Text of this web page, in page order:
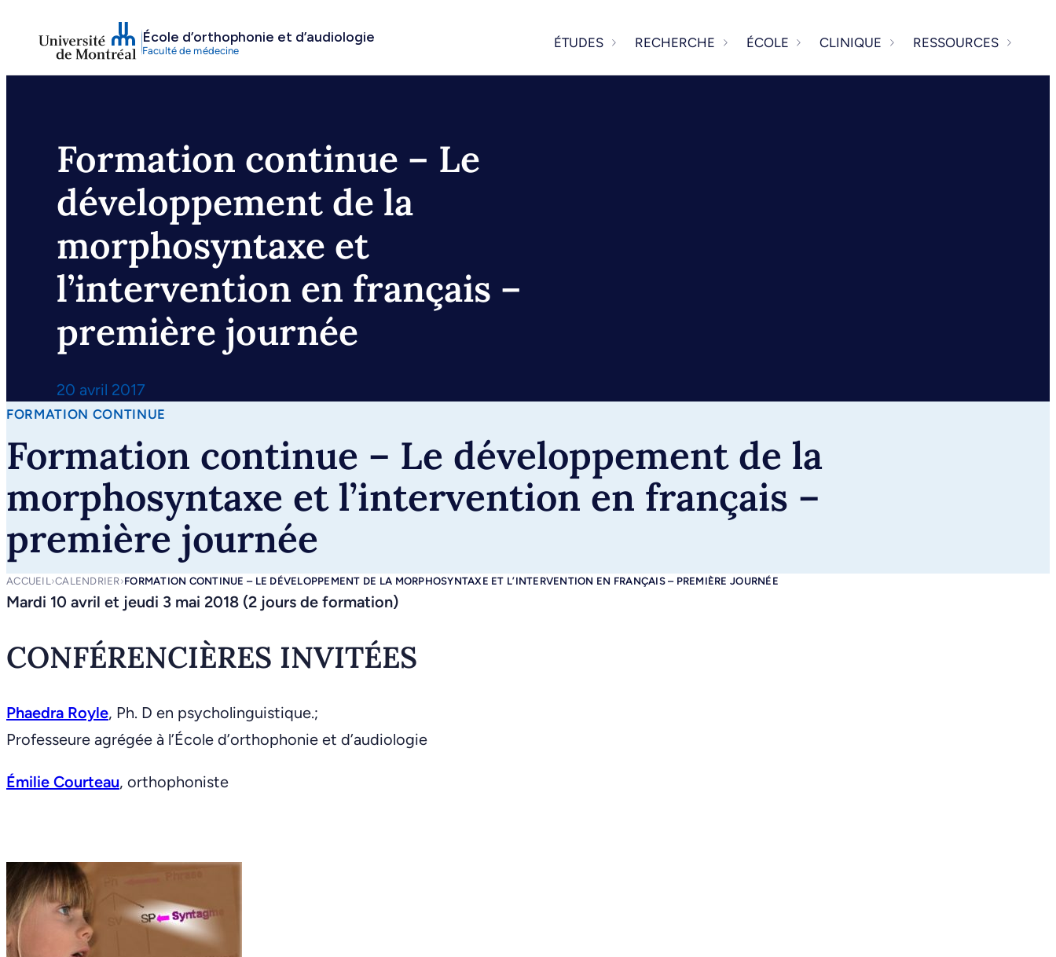
contenu
École d’orthophonie et d’audiologie
Faculté de médecine
ÉTUDES RECHERCHE ÉCOLE CLINIQUE RESSOURCES
Formation continue – Le
développement de la
morphosyntaxe et
l’intervention en français –
première journée
20 avril 2017
FORMATION CONTINUE
Formation continue – Le développement de la
morphosyntaxe et l’intervention en français –
première journée
ACCUEIL ›CALENDRIER›FORMATION CONTINUE – LE DÉVELOPPEMENT DE LA MORPHOSYNTAXE ET L’INTERVENTION EN FRANÇAIS – PREMIÈRE JOURNÉE
Mardi 10 avril et jeudi 3 mai 2018 (2 jours de formation)
CONFÉRENCIÈRES INVITÉES
Phaedra Royle, Ph. D en psycholinguistique.;
Professeure agrégée à l’École d’orthophonie et d’audiologie
Émilie Courteau, orthophoniste